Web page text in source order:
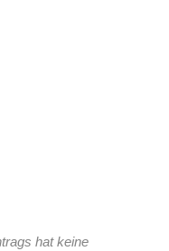
hat keine